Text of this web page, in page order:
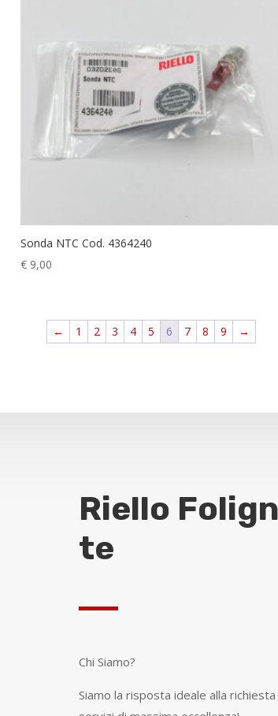
Sonda NTC Cod. 4364240
€9,00
← 1 2 3 4 5 6 7 8 9 →
Riello
te
Chi Siamo?
Siamo la risposta ideale alla richiesta